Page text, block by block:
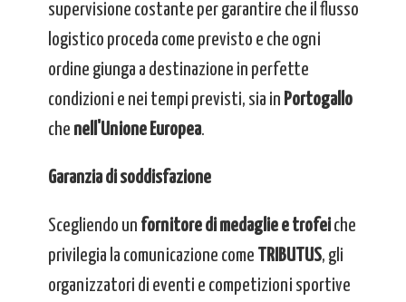
supervisione costante per garantire che il flusso
logistico proceda come previsto e che ogni
ordine giunga a destinazione in perfette
condizioni e nei tempi previsti, sia in Portogallo
che nell'Unione Europea.
Garanzia di soddisfazione
Scegliendo un fornitore di medaglie e trofeiche
privilegia la comunicazione come
TRIBUTUS, gli
organizzatori di eventi e competizioni sportive